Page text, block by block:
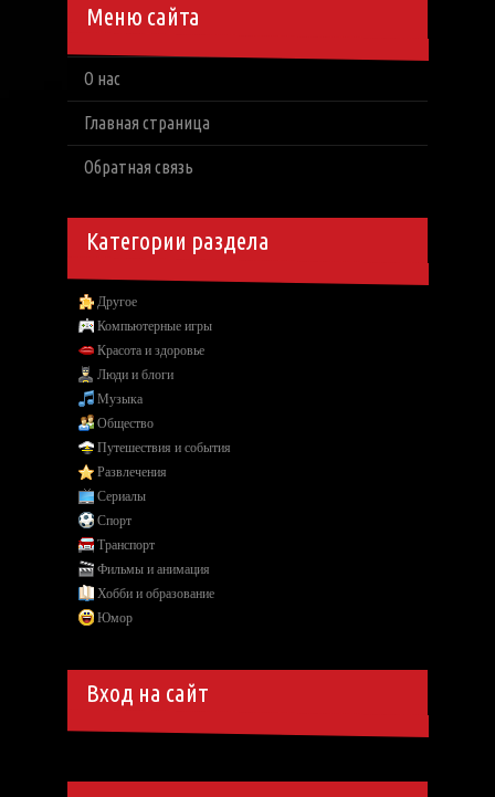
Меню сайта
О нас
Главная страница
Обратная связь
Категории раздела
Другое
Компьютерные игры
Красота и здоровье
Люди и блоги
Музыка
Общество
Путешествия и события
Развлечения
Сериалы
Спорт
Транспорт
Фильмы и анимация
Хобби и образование
Юмор
Вход на сайт